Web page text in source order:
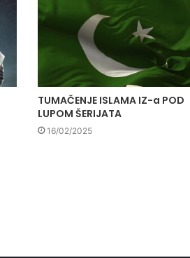
TUMAČENJE ISLAMA IZ-a POD
LUPOM ŠERIJATA
16/02/2025